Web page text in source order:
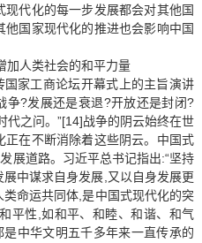
代化的每一步发展都会对其他国
国家现代化的推进也会影响中国
加人类社会的和平力量
家工商论坛开幕式上的主旨演讲
争?发展还是衰退?开放还是封闭?
之问。”[14]战争的阴云始终在世
在不断消除着这些阴云。中国式
展道路。习近平总书记指出:“坚持
中谋求自身发展,又以自身发展更
命运共同体,是中国式现代化的突
平性,如和平、和睦、和谐、和气
中华文明五千多年来一直传承的